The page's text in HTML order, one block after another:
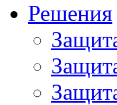
Решения